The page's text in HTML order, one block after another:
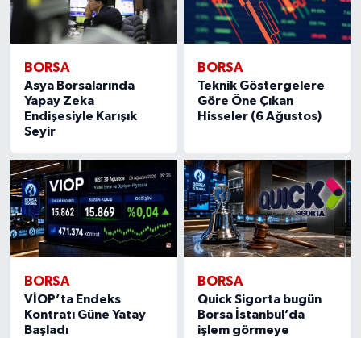
BORSA
Asya Borsalarında
Yapay Zeka
Endişesiyle Karışık
Seyir
BORSA
Teknik Göstergelere
Göre Öne Çıkan
Hisseler (6 Ağustos)
BORSA
VİOP’ta Endeks
Kontratı Güne Yatay
Başladı
BORSA
Quick Sigorta bugün
Borsa İstanbul’da
işlem görmeye